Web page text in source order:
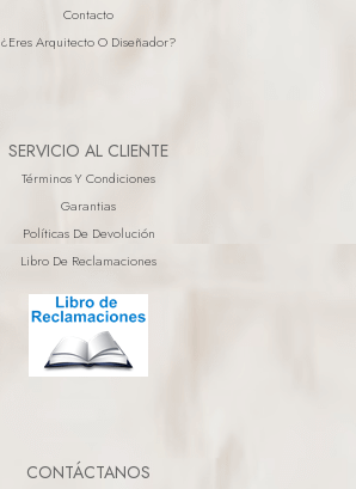
Contacto
¿eres Arquitecto O Diseñador?
SERVICIO AL CLIENTE
Términos Y Condiciones
Garantias
Políticas De Devolución
Libro De Reclamaciones
CONTÁCTANOS